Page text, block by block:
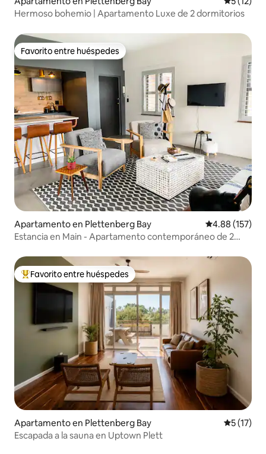
Hermoso bohemio | Apartamento Luxe de 2 dormitorios
Favorito entre huéspedes
Favorito entre huéspedes
Apartamento en Plettenberg Bay Calificación
4.88 (157)
Estancia en Main - Apartamento contemporáneo de 2
Favorito entre huéspedes preferido
Favorito entre huéspedes
Apartamento en Plettenberg Bay
5 (17)
Escapada a la sauna en Uptown Plett